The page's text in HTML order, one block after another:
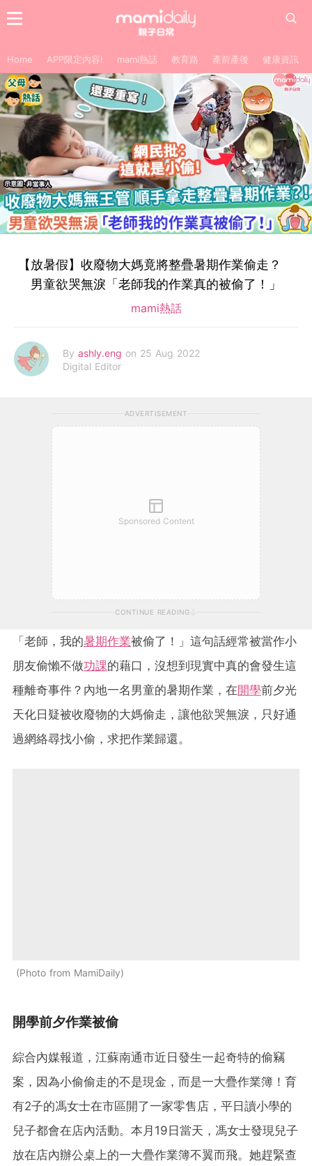
Home APP限定內容! mami熱話 教育路 產前產後 健康資訊
【放暑假】收廢物大媽竟將整疊暑期作業偷走？
男童欲哭無淚「老師我的作業真的被偷了！」
mami熱話
By ashly.eng on 25 Aug 2022
Digital Editor
ADVERTISEMENT
Sponsored Content
CONTINUE READING
「老師，我的暑期作業被偷了！」這句話經常被當作小
朋友偷懶不做功課的藉口，沒想到現實中真的會發生這
種離奇事件？內地一名男童的暑期作業，在開學前夕光
天化日疑被收廢物的大媽偷走，讓他欲哭無淚，只好通
過網絡尋找小偷，求把作業歸還。
Photo from MamiDaily
開學前夕作業被偷
綜合內媒報道，江蘇南通市近日發生一起奇特的偷竊
案，因為小偷偷走的不是現金，而是一大疊作業簿！育
有2子的馮女士在市區開了一家零售店，平日讀小學的
兒子都會在店內活動。本月19日當天，馮女士發現兒子
放在店內辦公桌上的一大疊作業簿不翼而飛。她趕緊查